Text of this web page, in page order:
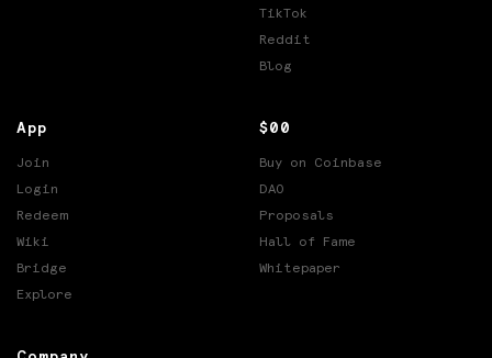
App
Join
Login
Redeem
Wiki
Bridge
Explore
TikTok
Reddit
Blog
$00
Buy on Coinbase
DAO
Proposals
Hall of Fame
Whitepaper